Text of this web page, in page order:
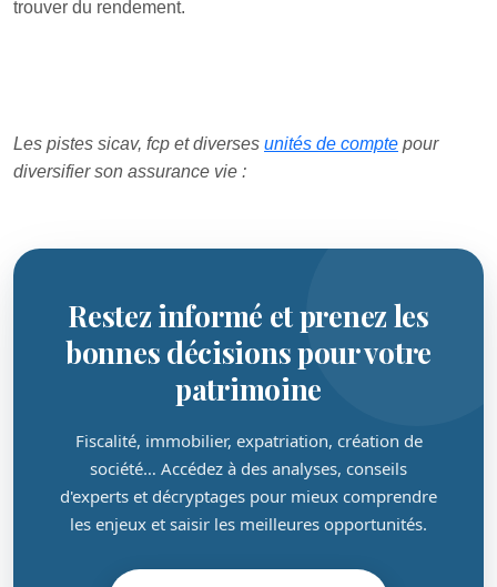
trouver du rendement.
Les pistes sicav, fcp et diverses unités de compte pour
diversifier son assurance vie :
Restez informé et prenez les
bonnes décisions pour votre
patrimoine
Fiscalité, immobilier, expatriation, création de
société… Accédez à des analyses, conseils
d'experts et décryptages pour mieux comprendre
les enjeux et saisir les meilleures opportunités.